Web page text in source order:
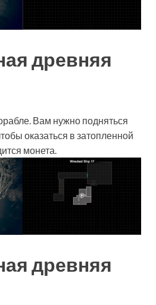
древняя
Вам нужно подняться
оказаться в затопленной
монета.
древняя